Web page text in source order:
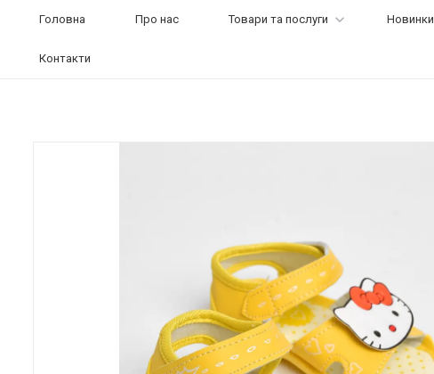
Головна Про нас Товари та послуги Новинки
Контакти